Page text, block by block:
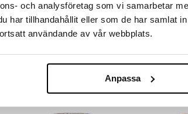
och analysföretag som vi samarbetar
har tillhandahållit eller som de har samlat
användande av vår webbplats.
Anpassa
French Avenue Spectre Ghost -
Eau de parfum
FRENCH AVENUE
parfum French Avenuelta.
French
Eau de
FRENCH
parfum sekä
39,95